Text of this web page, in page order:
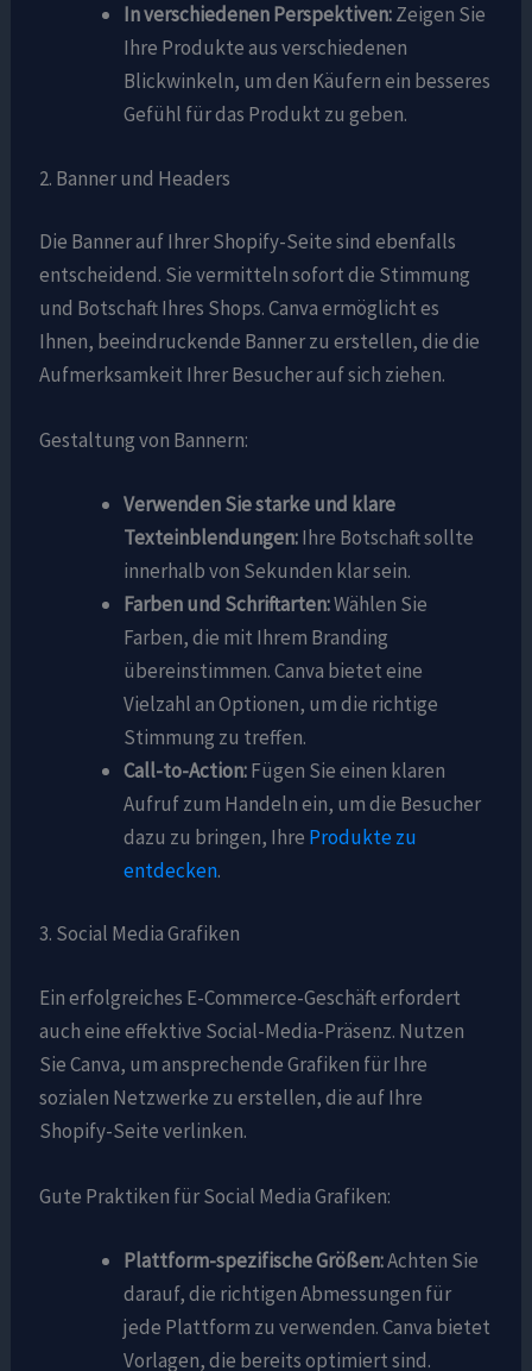
In verschiedenen Perspektiven:Zeigen Sie
Ihre Produkte aus verschiedenen
Blickwinkeln, um den Käufern ein besseres
Gefühl für das Produkt zu geben.
2. Banner und Headers
Die Banner auf Ihrer Shopify-Seite sind ebenfalls
entscheidend. Sie vermitteln sofort die Stimmung
und Botschaft Ihres Shops. Canva ermöglicht es
Ihnen, beeindruckende Banner zu erstellen, die die
Aufmerksamkeit Ihrer Besucher auf sich ziehen.
Gestaltung von Bannern:
Verwenden Sie starke und klare
Texteinblendungen:Ihre Botschaft sollte
innerhalb von Sekunden klar sein.
Farben und Schriftarten:Wählen Sie
Farben, die mit Ihrem Branding
übereinstimmen. Canva bietet eine
Vielzahl an Optionen, um die richtige
Stimmung zu treffen.
Call-to-Action:Fügen Sie einen klaren
Aufruf zum Handeln ein, um die Besucher
dazu zu bringen, Ihre Produkte zu
entdecken.
3. Social Media Grafiken
Ein erfolgreiches E-Commerce-Geschäft erfordert
auch eine effektive Social-Media-Präsenz. Nutzen
Sie Canva, um ansprechende Grafiken für Ihre
sozialen Netzwerke zu erstellen, die auf Ihre
Shopify-Seite verlinken.
Gute Praktiken für Social Media Grafiken:
Plattform-spezifische Größen:Achten Sie
darauf, die richtigen Abmessungen für
jede Plattform zu verwenden. Canva bietet
Vorlagen, die bereits optimiert sind.